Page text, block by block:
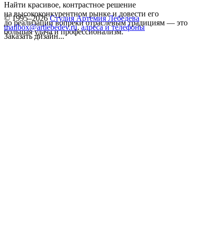
Найти красивое, контрастное решение
на высококонкурентном рынке и довести его
до реализации вопреки отраслевым традициям — это
большая удача и профессионализм.
© 1995–2026 Студия Артемия Лебедева
mailbox@artlebedev.ru, адреса и телефоны
Заказать дизайн...